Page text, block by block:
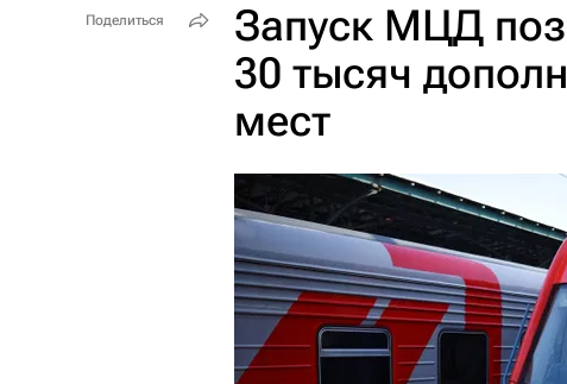
Запуск МЦД
30 тысяч
мест
Поделиться